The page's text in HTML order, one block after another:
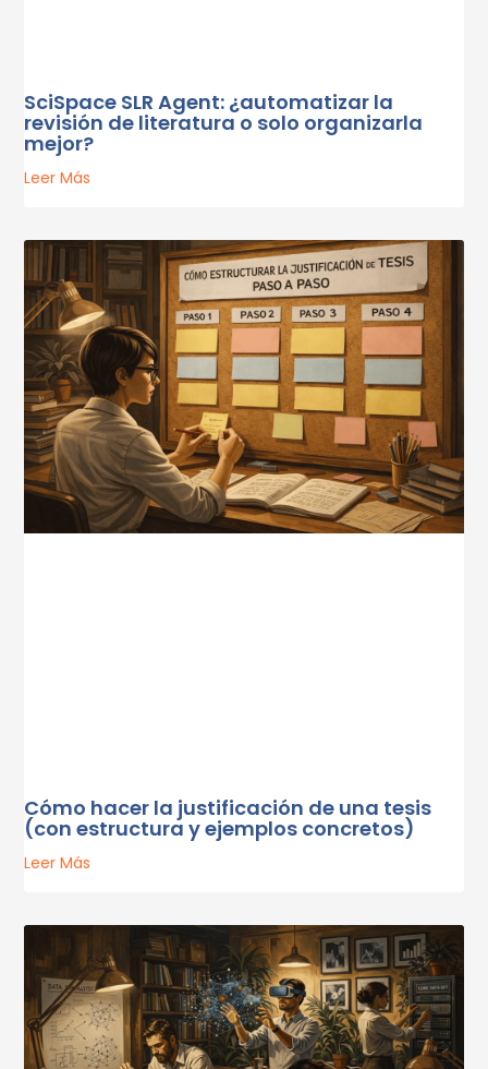
SciSpace SLR Agent: ¿automatizar la
revisión de literatura o solo organizarla
mejor?
Leer Más
Cómo hacer la justificación de una tesis
(con estructura y ejemplos concretos)
Leer Más